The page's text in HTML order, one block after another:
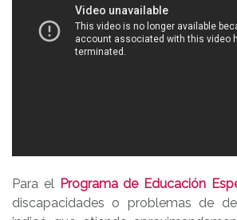
Para elPrograma de Educación
discapacidades o problemas de